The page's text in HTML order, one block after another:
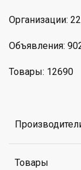
Организации:
Объявления:
Товары: 12690
Товары